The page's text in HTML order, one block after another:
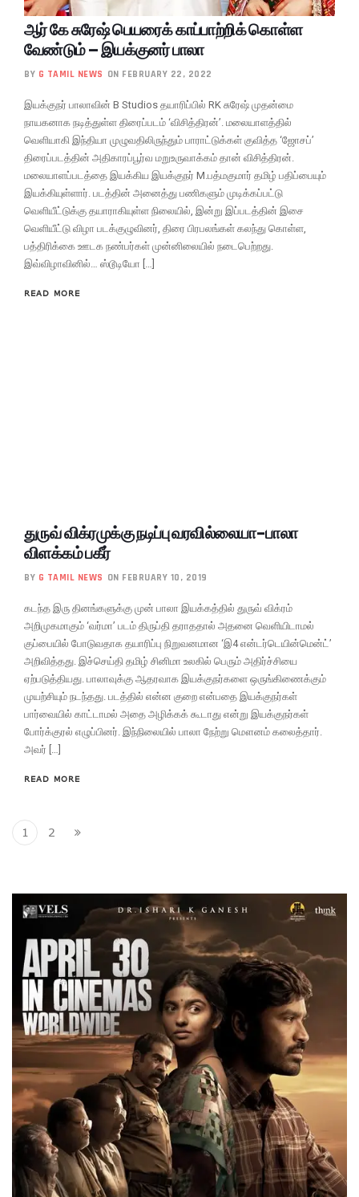
ஆர் கே சுரேஷ் பெயரைக் காப்பாற்றிக் கொள்ள
வேண்டும் – இயக்குனர் பாலா
BY G TAMIL NEWS ON FEBRUARY 22, 2022
இயக்குநர் பாலாவின் B Studios தயாரிப்பில் RK சுரேஷ் முதன்மை
நாயகனாக நடித்துள்ள திரைப்படம் ‘விசித்திரன்’. மலையாளத்தில்
வெளியாகி இந்தியா முழுவதிலிருந்தும் பாராட்டுக்கள் குவித்த ‘ஜோசப்’
திரைப்படத்தின் அதிகாரப்பூர்வ மறுஉருவாக்கம் தான் விசித்திரன்.
மலையாளப்படத்தை இயக்கிய இயக்குநர் M.பத்மகுமார் தமிழ் பதிப்பையும்
இயக்கியுள்ளார். படத்தின் அனைத்து பணிகளும் முடிக்கப்பட்டு
வெளியீட்டுக்கு தயாராகியுள்ள நிலையில், இன்று இப்படத்தின் இசை
வெளியீட்டு விழா படக்குழுவினர், திரை பிரபலங்கள் கலந்து கொள்ள,
பத்திரிக்கை ஊடக நண்பர்கள் முன்னிலையில் நடைபெற்றது.
இவ்விழாவினில்… ஸ்டூடியோ […]
READ MORE
துருவ் விக்ரமுக்கு நடிப்பு வரவில்லையா-பாலா
விளக்கம் பகீர்
BY G TAMIL NEWS ON FEBRUARY 10, 2019
கடந்த இரு தினங்களுக்கு முன் பாலா இயக்கத்தில் துருவ் விக்ரம்
அறிமுகமாகும் ‘வர்மா’ படம் திருப்தி தராததால் அதனை வெளியிடாமல்
குப்பையில் போடுவதாக தயாரிப்பு நிறுவனமான ‘இ4 என்டர்டெயின்மென்ட்’
அறிவித்தது. இச்செய்தி தமிழ் சினிமா உலகில் பெரும் அதிர்ச்சியை
ஏற்படுத்தியது. பாலாவுக்கு ஆதரவாக இயக்குநர்களை ஒருங்கிணைக்கும்
முயற்சியும் நடந்தது. படத்தில் என்ன குறை என்பதை இயக்குநர்கள்
பார்வையில் காட்டாமல் அதை அழிக்கக் கூடாது என்று இயக்குநர்கள்
போர்க்குரல் எழுப்பினர். இந்நிலையில் பாலா நேற்று மௌனம் கலைத்தார்.
அவர் […]
READ MORE
1 2